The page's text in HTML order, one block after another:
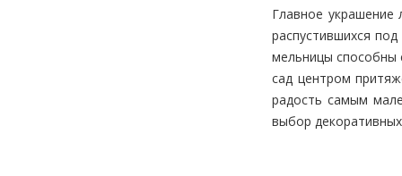
Главное украшение
распустившихся
мельницы способны
сад центром
радость самым
выбор